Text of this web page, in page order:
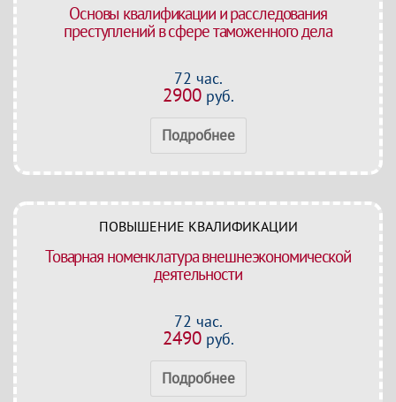
Основы квалификации и расследования
преступлений в сфере таможенного дела
72 час.
2900руб.
Подробнее
ПОВЫШЕНИЕ КВАЛИФИКАЦИИ
Товарная номенклатура внешнеэкономической
деятельности
72 час.
2490руб.
Подробнее